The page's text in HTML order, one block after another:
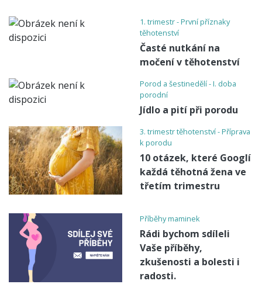
1. trimestr - První příznaky
těhotenství
Časté nutkání na
močení v těhotenství
Porod a šestinedělí - I. doba
porodní
Jídlo a pití při porodu
3. trimestr těhotenství - Příprava
k porodu
10 otázek, které Googlí
každá těhotná žena ve
třetím trimestru
Příběhy maminek
Rádi bychom sdíleli
Vaše příběhy,
zkušenosti a bolesti i
radosti.